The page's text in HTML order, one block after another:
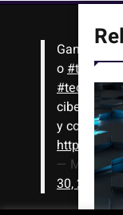
Gana
o#tutoriales
y
https://
—
30, 2020